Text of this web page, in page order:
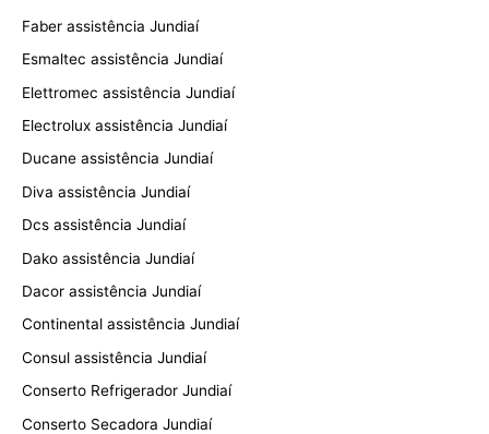
Faber assistência Jundiaí
Esmaltec assistência Jundiaí
Elettromec assistência Jundiaí
Electrolux assistência Jundiaí
Ducane assistência Jundiaí
Diva assistência Jundiaí
Dcs assistência Jundiaí
Dako assistência Jundiaí
Dacor assistência Jundiaí
Continental assistência Jundiaí
Consul assistência Jundiaí
Conserto Refrigerador Jundiaí
Conserto Secadora Jundiaí